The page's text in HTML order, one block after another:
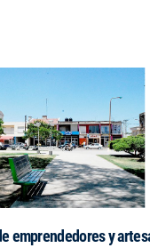
emprendedores y